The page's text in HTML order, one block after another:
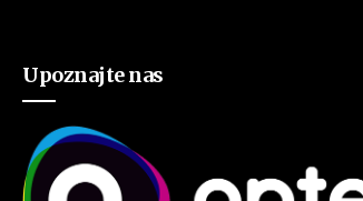
Upoznajte nas